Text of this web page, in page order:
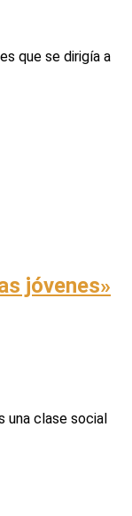
que se dirigía a
jóvenes»
una clase social